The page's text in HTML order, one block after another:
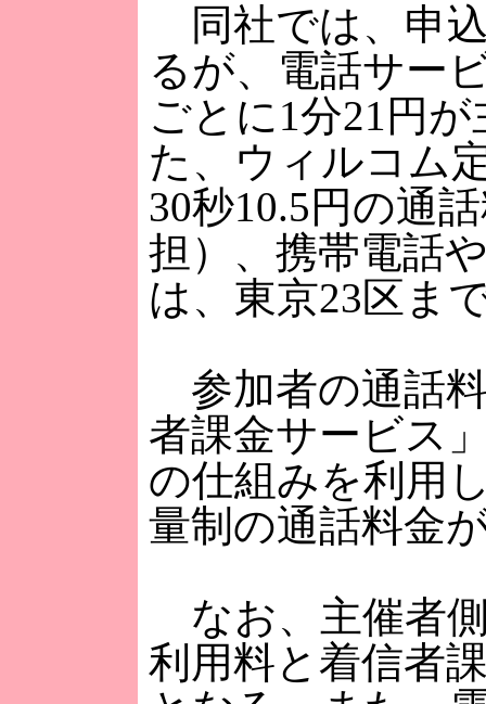
同社では、申
るが、電話サー
ごとに1分21円
た、ウィルコム
30秒10.5円の通
担）、携帯電話
は、東京23区ま
参加者の通話
者課金サービス
の仕組みを利用
量制の通話料金
なお、主催者
利用料と着信者